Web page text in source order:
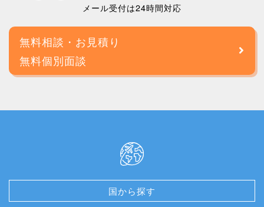
メール受付は24時間対応
無料相談・お見積り
無料個別面談
国から探す